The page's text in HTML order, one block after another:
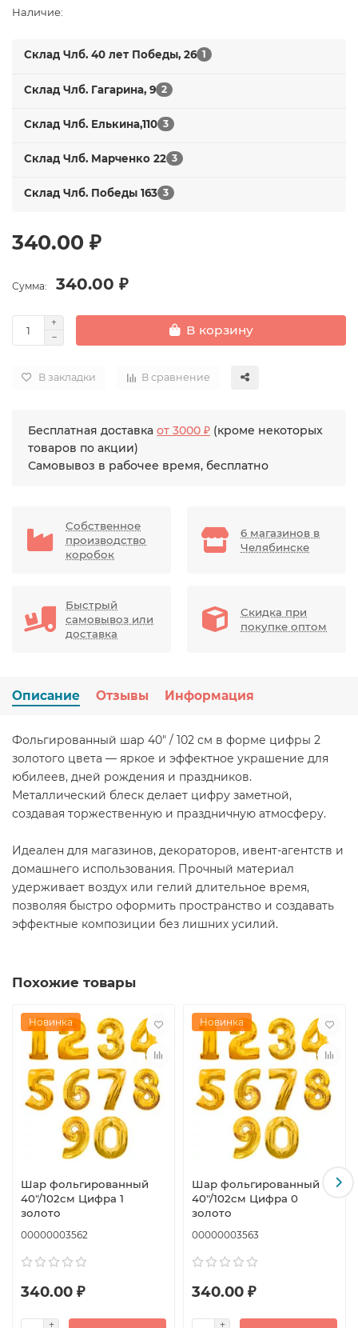
Наличие:
Склад Члб. 40 лет Победы, 26 1
Склад Члб. Гагарина, 9 2
Склад Члб. Елькина,110 3
Склад Члб. Марченко 22 3
Склад Члб. Победы 163 3
340.00 ₽
Сумма: 340.00 ₽
В корзину
В закладки В сравнение
Бесплатная доставка от 3000 ₽ (кроме некоторых
товаров по акции)
Самовывоз в рабочее время, бесплатно
Собственное
производство
коробок
6 магазинов в
Челябинске
Быстрый
самовывоз или
доставка
Скидка при
покупке оптом
Описание Отзывы Информация
Фольгированный шар 40" / 102 см в форме цифры 2
золотого цвета — яркое и эффектное украшение для
юбилеев, дней рождения и праздников.
Металлический блеск делает цифру заметной,
создавая торжественную и праздничную атмосферу.
Идеален для магазинов, декораторов, ивент-агентств и
домашнего использования. Прочный материал
удерживает воздух или гелий длительное время,
позволяя быстро оформить пространство и создавать
эффектные композиции без лишних усилий.
Похожие товары
Новинка
Шар фольгированный
40"/102см Цифра 1
золото
00000003562
340.00 ₽
Новинка
Шар фольгированный
40"/102см Цифра 0
золото
00000003563
340.00 ₽